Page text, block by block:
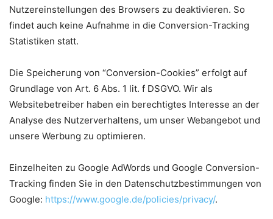
Nutzereinstellungen des Browsers zu deaktivieren. So
findet auch keine Aufnahme in die Conversion-Tracking
Statistiken statt.
Die Speicherung von “Conversion-Cookies” erfolgt auf
Grundlage von Art. 6 Abs. 1 lit. f DSGVO. Wir als
Websitebetreiber haben ein berechtigtes Interesse an der
Analyse des Nutzerverhaltens, um unser Webangebot und
unsere Werbung zu optimieren.
Einzelheiten zu Google AdWords und Google Conversion-
Tracking finden Sie in den Datenschutzbestimmungen von
Google: https://www.google.de/policies/privacy/.